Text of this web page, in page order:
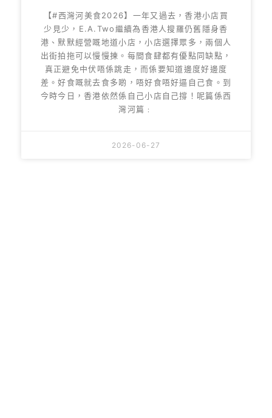
【#西灣河美食2026】一年又過去，香港小店買
少見少，E.A.Two繼續為香港人搜羅仍舊隱身香
港、默默經營嘅地道小店，小店選擇眾多，兩個人
出街拍拖可以慢慢揀。每間食肆都有優點同缺點，
真正避免中伏唔係跳走，而係要知道邊度好邊度
差。好食嘅就去食多啲，唔好食唔好逼自己食。到
今時今日，香港依然係自己小店自己撐！呢篇係西
灣河篇﹕
2026-06-27